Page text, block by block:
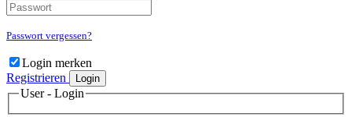
Passwort vergessen?
Login merken
Registrieren
Login
User - Login